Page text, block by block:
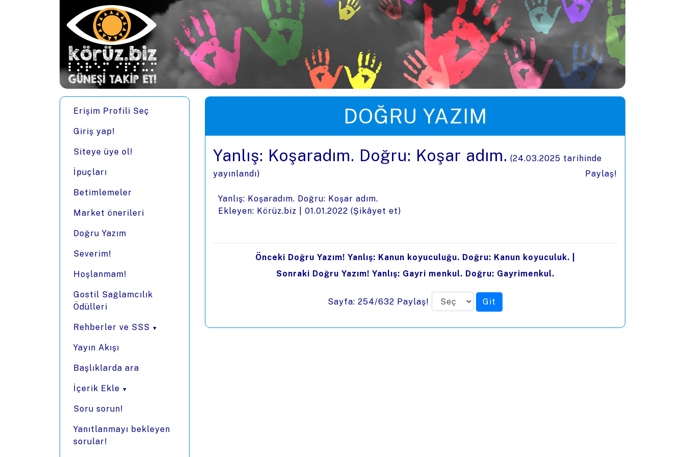
Ana içeriğe zıpla
Erişim Profili Seç
Giriş yap!
Siteye üye ol!
İpuçları
Betimlemeler
Market önerileri
Doğru Yazım
Severim!
Hoşlanmam!
Gostil Sağlamcılık
Ödülleri
Rehberler ve SSS
Yayın Akışı
Başlıklarda ara
İçerik Ekle
Soru sorun!
Yanıtlanmayı bekleyen
sorular!
DOĞRU YAZIM
Yanlış: Koşaradım. Doğru: Koşar adım. (24.03.2025 tarihinde
yayınlandı)
Paylaş!
Yanlış: Koşaradım. Doğru: Koşar adım.
Ekleyen: Körüz.biz | 01.01.2022 (Şikâyet et)
Önceki Doğru Yazım! Yanlış: Kanun koyuculuğu. Doğru: Kanun koyuculuk.
Sonraki Doğru Yazım! Yanlış: Gayri menkul. Doğru: Gayrimenkul.
Sayfa: 254/632 Paylaş!